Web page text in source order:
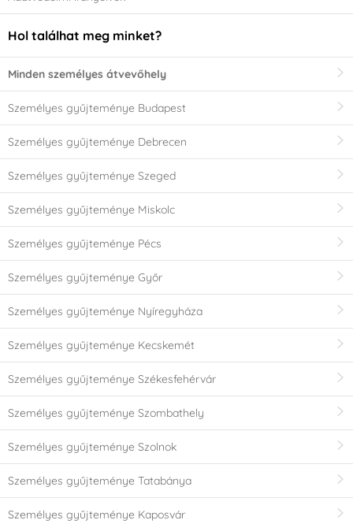
Hol találhat meg minket?
Minden személyes átvevőhely
Személyes gyűjteménye Budapest
Személyes gyűjteménye Debrecen
Személyes gyűjteménye Szeged
Személyes gyűjteménye Miskolc
Személyes gyűjteménye Pécs
Személyes gyűjteménye Győr
Személyes gyűjteménye Nyíregyháza
Személyes gyűjteménye Kecskemét
Személyes gyűjteménye Székesfehérvár
Személyes gyűjteménye Szombathely
Személyes gyűjteménye Szolnok
Személyes gyűjteménye Tatabánya
Személyes gyűjteménye Kaposvár